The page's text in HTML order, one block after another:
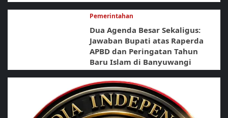
Pemerintahan
Dua Agenda Besar Sekaligus:
Jawaban Bupati atas Raperda
APBD dan Peringatan Tahun
Baru Islam di Banyuwangi